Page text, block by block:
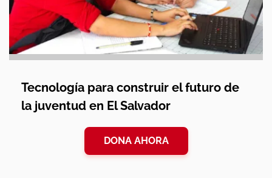
Tecnología para construir el futuro de
la juventud en El Salvador
DONA AHORA